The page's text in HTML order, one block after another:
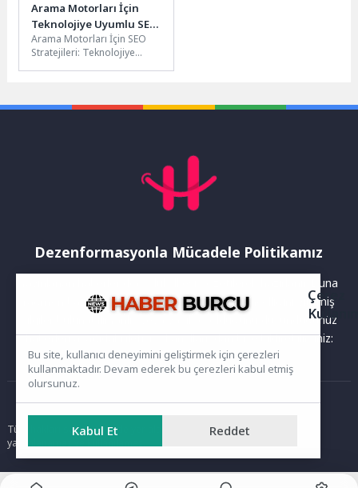
Arama Motorları İçin
Teknolojiye Uyumlu SEO
Stratejileri
Arama Motorları İçin SEO
Stratejileri: Teknolojiye
Dezenformasyonla Mücadele Politikamız
Yayınlanan haberler doğruluk ilkesi gözetilerek hazırlanır. Buna
rağmen bazı içeriklerde eksik, hatalı veya güncelliğini yitirmiş
bilgiler bulunabilir.Yanlış veya yanıltıcı olduğunu düşündüğünüz
haberleri aşağıdaki iletişim kanallarından bize bildirebilirsiniz:
Ana Sayfa
Tüm hakları saklıdır. Sitede yer alan içerikler izinsiz kopyalanamaz,
yayımlanamaz ve kullanılamaz.
Çerez
Bu site, kullanıcı deneyimini geliştirmek için çerezleri
kullanmaktadır. Devam ederek bu çerezleri kabul etmiş
olursunuz.
Kabul Et Reddet